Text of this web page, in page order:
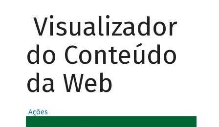
Visualizador
do Conteúdo
da Web
Ações